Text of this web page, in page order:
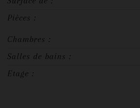
Pièces :
Chambres :
Salles de bains :
Etage :